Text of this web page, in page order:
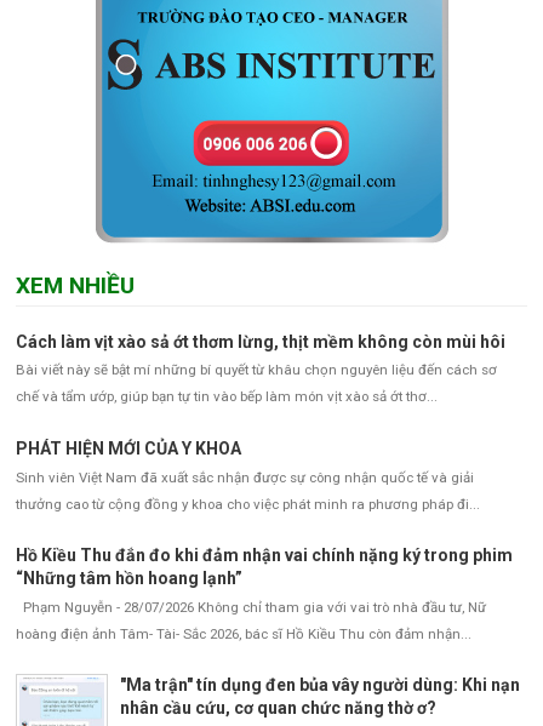
XEM NHIỀU
Cách làm vịt xào sả ớt thơm lừng, thịt mềm không còn mùi hôi
Bài viết này sẽ bật mí những bí quyết từ khâu chọn nguyên liệu đến cách sơ
chế và tẩm ướp, giúp bạn tự tin vào bếp làm món vịt xào sả ớt thơ...
PHÁT HIỆN MỚI CỦA Y KHOA
Sinh viên Việt Nam đã xuất sắc nhận được sự công nhận quốc tế và giải
thưởng cao từ cộng đồng y khoa cho việc phát minh ra phương pháp đi...
Hồ Kiều Thu đắn đo khi đảm nhận vai chính nặng ký trong phim
“Những tâm hồn hoang lạnh”
Phạm Nguyễn - 28/07/2026 Không chỉ tham gia với vai trò nhà đầu tư, Nữ
hoàng điện ảnh Tâm- Tài- Sắc 2026, bác sĩ Hồ Kiều Thu còn đảm nhận...
"Ma trận" tín dụng đen bủa vây người dùng: Khi nạn
nhân cầu cứu, cơ quan chức năng thờ ơ?